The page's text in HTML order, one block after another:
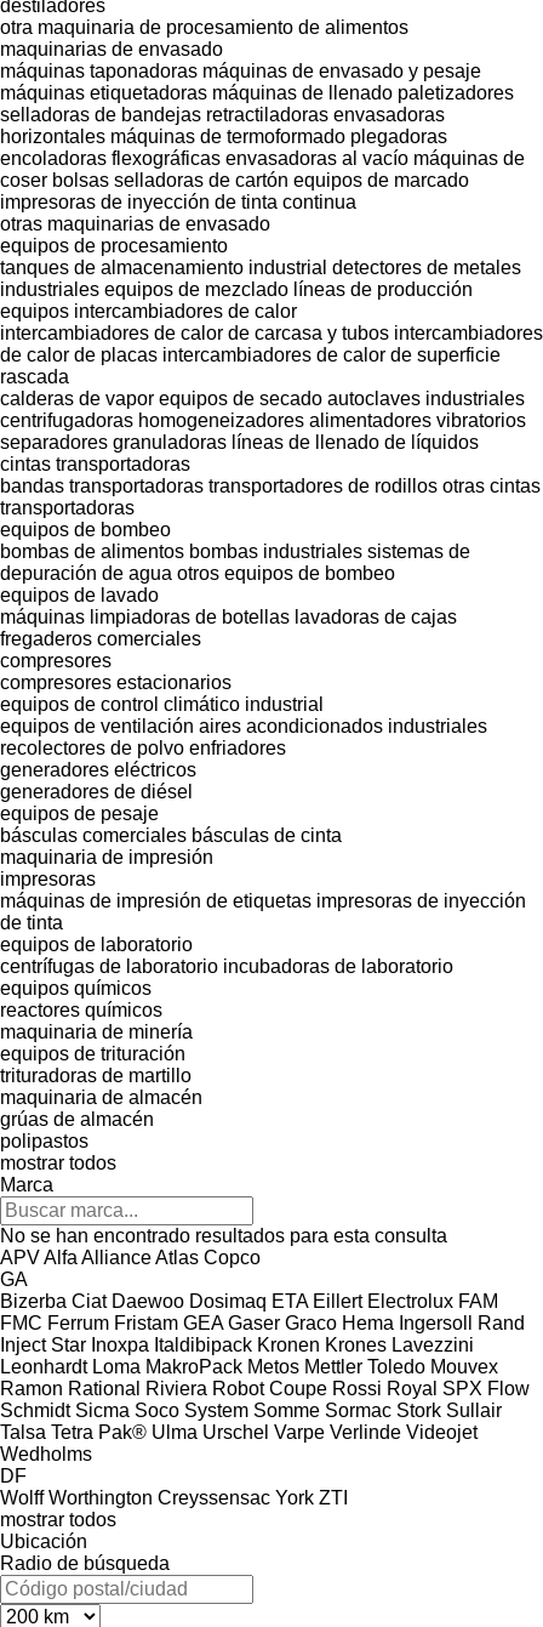
destiladores
otra maquinaria de procesamiento de alimentos
maquinarias de envasado
máquinas taponadoras máquinas de envasado y pesaje
máquinas etiquetadoras máquinas de llenado paletizadores
selladoras de bandejas retractiladoras envasadoras
horizontales máquinas de termoformado plegadoras
encoladoras flexográficas envasadoras al vacío máquinas de
coser bolsas selladoras de cartón equipos de marcado
impresoras de inyección de tinta continua
otras maquinarias de envasado
equipos de procesamiento
tanques de almacenamiento industrial detectores de metales
industriales equipos de mezclado líneas de producción
equipos intercambiadores de calor
intercambiadores de calor de carcasa y tubos intercambiadores
de calor de placas intercambiadores de calor de superficie
rascada
calderas de vapor equipos de secado autoclaves industriales
centrifugadoras homogeneizadores alimentadores vibratorios
separadores granuladoras líneas de llenado de líquidos
cintas transportadoras
bandas transportadoras transportadores de rodillos otras cintas
transportadoras
equipos de bombeo
bombas de alimentos bombas industriales sistemas de
depuración de agua otros equipos de bombeo
equipos de lavado
máquinas limpiadoras de botellas lavadoras de cajas
fregaderos comerciales
compresores
compresores estacionarios
equipos de control climático industrial
equipos de ventilación aires acondicionados industriales
recolectores de polvo enfriadores
generadores eléctricos
generadores de diésel
equipos de pesaje
básculas comerciales básculas de cinta
maquinaria de impresión
impresoras
máquinas de impresión de etiquetas impresoras de inyección
de tinta
equipos de laboratorio
centrífugas de laboratorio incubadoras de laboratorio
equipos químicos
reactores químicos
maquinaria de minería
equipos de trituración
trituradoras de martillo
maquinaria de almacén
grúas de almacén
polipastos
mostrar todos
Marca
No se han encontrado resultados para esta consulta
APVAlfa AllianceAtlas Copco
GA
Bizerba Ciat Daewoo Dosimaq ETA Eillert Electrolux FAM
FMC Ferrum Fristam GEA Gaser Graco Hema Ingersoll Rand
Inject Star Inoxpa Italdibipack Kronen Krones Lavezzini
Leonhardt Loma MakroPack Metos Mettler Toledo Mouvex
Ramon Rational Riviera Robot Coupe Rossi Royal SPX Flow
Schmidt Sicma Soco System Somme Sormac Stork Sullair
Talsa Tetra Pak® Ulma Urschel Varpe Verlinde Videojet
Wedholms
DF
Wolff Worthington Creyssensac York ZTI
mostrar todos
Ubicación
Radio de búsqueda